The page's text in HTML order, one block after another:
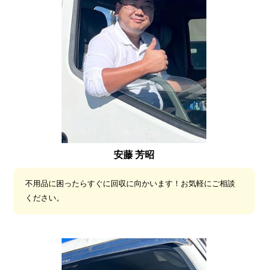
安藤 芳昭
不用品に困ったらすぐに回収に向かいます！お気軽にご相談
ください。